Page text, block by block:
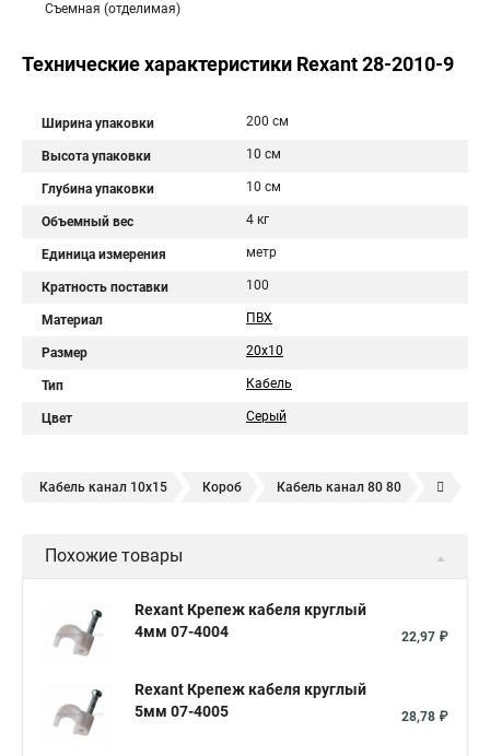
Съемная (отделимая)
Технические характеристики Rexant 28-2010-9
Ширина упаковки 200 см
Высота упаковки 10 см
Глубина упаковки 10 см
Объемный вес 4 кг
Единица измерения метр
Кратность поставки 100
Материал ПВХ
Размер 20х10
Тип Кабель
Цвет Серый
Кабель канал 10х15 Короб Кабель канал 80 80
Кабель канал 10 10
Кабель канал 20 10 Кабель канал 60 60
Похожие товары
Rexant Крепеж кабеля круглый
4мм 07-4004
22,97 ₽
Rexant Крепеж кабеля круглый
5мм 07-4005
28,78 ₽